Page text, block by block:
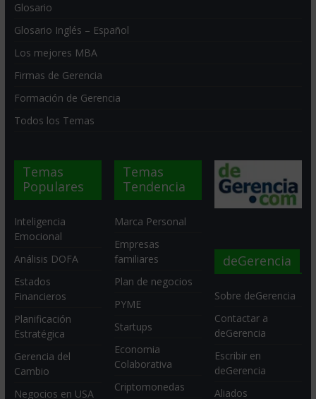
Glosario
Glosario Inglés – Español
Los mejores MBA
Firmas de Gerencia
Formación de Gerencia
Todos los Temas
Temas
Populares
Inteligencia
Emocional
Análisis DOFA
Estados
Financieros
Planificación
Estratégica
Gerencia del
Cambio
Negocios en USA
Temas
Tendencia
Marca Personal
Empresas
familiares
Plan de negocios
PYME
Startups
Economia
Colaborativa
Criptomonedas
deGerencia
Sobre deGerencia
Contactar a
deGerencia
Escribir en
deGerencia
Aliados